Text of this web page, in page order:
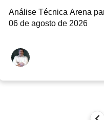
Análise Técnica Arena
06 de agosto de 2026